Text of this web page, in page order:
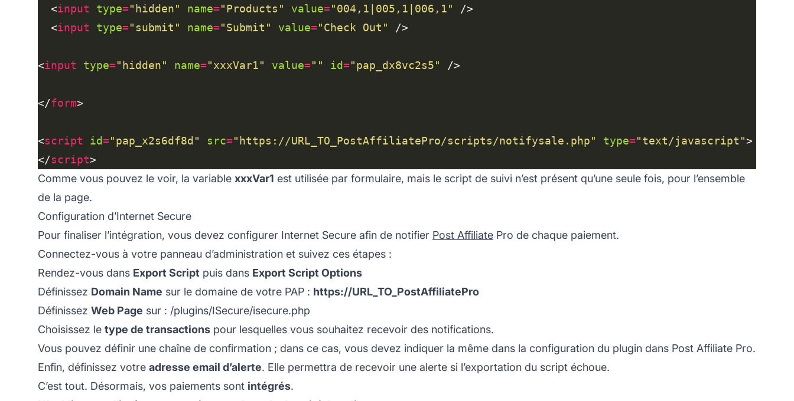
  <
input type="hidden" name="Products" value="004,1|005,1|006,1"
  <
input type="submit" name="Submit" value="Check Out"
<input type="hidden" name="xxxVar1" value="" id="pap_dx8vc2s5"
</form
<script id="pap_x2s6df8d" src="https://URL_TO_PostAffiliatePro/scripts/notifysale.php" type="text/javascript"
</script
Comme vous pouvez le voir, la variable xxxVar1 est utilisée par formulaire, mais le script de suivi n’est présent qu’une seule fois, pour l’ensemble
de la page.
Configuration d’Internet Secure
Pour finaliser l’intégration, vous devez configurer Internet Secure afin de notifier Post Affiliate Pro de chaque paiement.
Connectez-vous à votre panneau d’administration et suivez ces étapes :
Rendez-vous dans Export Script puis dans Export Script Options
Définissez Domain Name sur le domaine de votre PAP : https://URL_TO_PostAffiliatePro
Définissez Web Page sur : /plugins/ISecure/isecure.php
Choisissez le type de transactions pour lesquelles vous souhaitez recevoir des notifications.
Vous pouvez définir une chaîne de confirmation ; dans ce cas, vous devez indiquer la même dans la configuration du plugin dans Post Affiliate Pro.
Enfin, définissez votre adresse email d’alerte. Elle permettra de recevoir une alerte si l’exportation du script échoue.
C’est tout. Désormais, vos paiements sont intégrés.